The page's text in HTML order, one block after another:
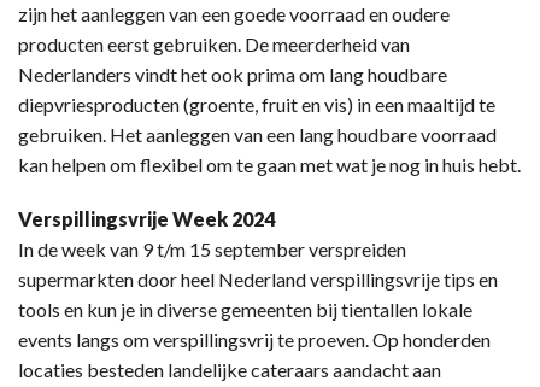
zijn het aanleggen van een goede voorraad en oudere
producten eerst gebruiken. De meerderheid van
Nederlanders vindt het ook prima om lang houdbare
diepvriesproducten (groente, fruit en vis) in een maaltijd te
gebruiken. Het aanleggen van een lang houdbare voorraad
kan helpen om flexibel om te gaan met wat je nog in huis hebt.
Verspillingsvrije Week 2024
In de week van 9 t/m 15 september verspreiden
supermarkten door heel Nederland verspillingsvrije tips en
tools en kun je in diverse gemeenten bij tientallen lokale
events langs om verspillingsvrij te proeven. Op honderden
locaties besteden landelijke cateraars aandacht aan